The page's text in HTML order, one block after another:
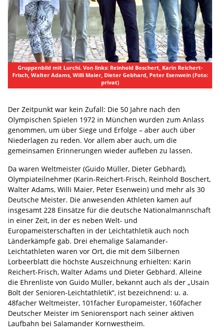
Gruppenbild mit Lurchi. Von links: Reinhold Boschert, Karin Reichert-
Frisch, Walter Adams, Willi Maier, Dieter Gebhard, Peter Esenwein (Foto:
privat)
Der Zeitpunkt war kein Zufall: Die 50 Jahre nach den
Olympischen Spielen 1972 in München wurden zum Anlass
genommen, um über Siege und Erfolge – aber auch über
Niederlagen zu reden. Vor allem aber auch, um die
gemeinsamen Erinnerungen wieder aufleben zu lassen.
Da waren Weltmeister (Guido Müller, Dieter Gebhard),
Olympiateilnehmer (Karin-Reichert-Frisch, Reinhold Boschert,
Walter Adams, Willi Maier, Peter Esenwein) und mehr als 30
Deutsche Meister. Die anwesenden Athleten kamen auf
insgesamt 228 Einsätze für die deutsche Nationalmannschaft
in einer Zeit, in der es neben Welt- und
Europameisterschaften in der Leichtathletik auch noch
Länderkämpfe gab. Drei ehemalige Salamander-
Leichtathleten waren vor Ort, die mit dem Silbernen
Lorbeerblatt die höchste Auszeichnung erhielten: Karin
Reichert-Frisch, Walter Adams und Dieter Gebhard. Alleine
die Ehrenliste von Guido Müller, bekannt auch als der „Usain
Bolt der Senioren-Leichtathletik“, ist bezeichnend: u. a.
48facher Weltmeister, 101facher Europameister, 160facher
Deutscher Meister im Seniorensport nach seiner aktiven
Laufbahn bei Salamander Kornwestheim.